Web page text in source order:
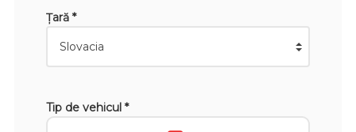
Țară *
Tip de vehicul *